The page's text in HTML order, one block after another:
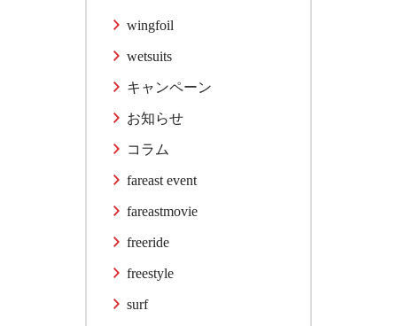
wingfoil
wetsuits
キャンペーン
お知らせ
コラム
fareast event
fareastmovie
freeride
freestyle
surf